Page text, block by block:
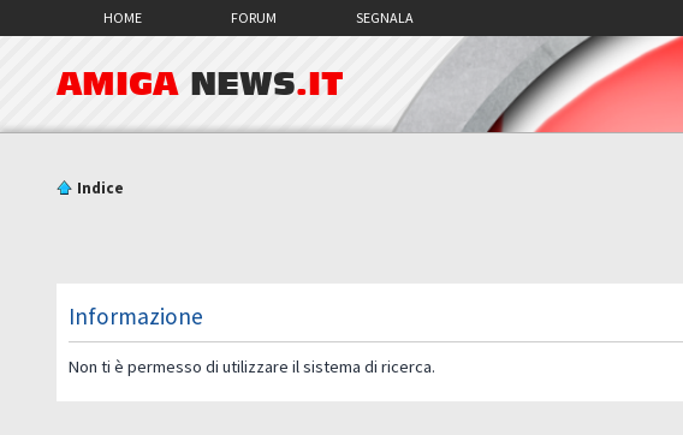
HOME FORUM SEGNALA
AMIGA NEWS.IT
Indice
Informazione
Non ti è permesso di utilizzare il sistema di ricerca.